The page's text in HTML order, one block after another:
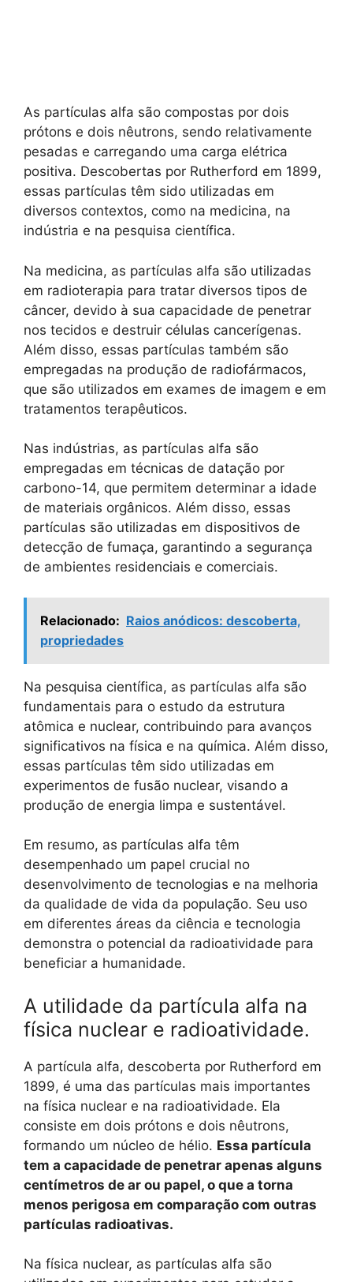
As partículas alfa são compostas por dois
prótons e dois nêutrons, sendo relativamente
pesadas e carregando uma carga elétrica
positiva. Descobertas por Rutherford em 1899,
essas partículas têm sido utilizadas em
diversos contextos, como na medicina, na
indústria e na pesquisa científica.
Na medicina, as partículas alfa são utilizadas
em radioterapia para tratar diversos tipos de
câncer, devido à sua capacidade de penetrar
nos tecidos e destruir células cancerígenas.
Além disso, essas partículas também são
empregadas na produção de radiofármacos,
que são utilizados em exames de imagem e em
tratamentos terapêuticos.
Nas indústrias, as partículas alfa são
empregadas em técnicas de datação por
carbono-14, que permitem determinar a idade
de materiais orgânicos. Além disso, essas
partículas são utilizadas em dispositivos de
detecção de fumaça, garantindo a segurança
de ambientes residenciais e comerciais.
Relacionado: Raios anódicos: descoberta,
propriedades
Na pesquisa científica, as partículas alfa são
fundamentais para o estudo da estrutura
atômica e nuclear, contribuindo para avanços
significativos na física e na química. Além disso,
essas partículas têm sido utilizadas em
experimentos de fusão nuclear, visando a
produção de energia limpa e sustentável.
Em resumo, as partículas alfa têm
desempenhado um papel crucial no
desenvolvimento de tecnologias e na melhoria
da qualidade de vida da população. Seu uso
em diferentes áreas da ciência e tecnologia
demonstra o potencial da radioatividade para
beneficiar a humanidade.
A utilidade da partícula alfa na
física nuclear e radioatividade.
A partícula alfa, descoberta por Rutherford em
1899, é uma das partículas mais importantes
na física nuclear e na radioatividade. Ela
consiste em dois prótons e dois nêutrons,
formando um núcleo de hélio. Essa partícula
tem a capacidade de penetrar apenas alguns
centímetros de ar ou papel, o que a torna
menos perigosa em comparação com outras
partículas radioativas.
Na física nuclear, as partículas alfa são